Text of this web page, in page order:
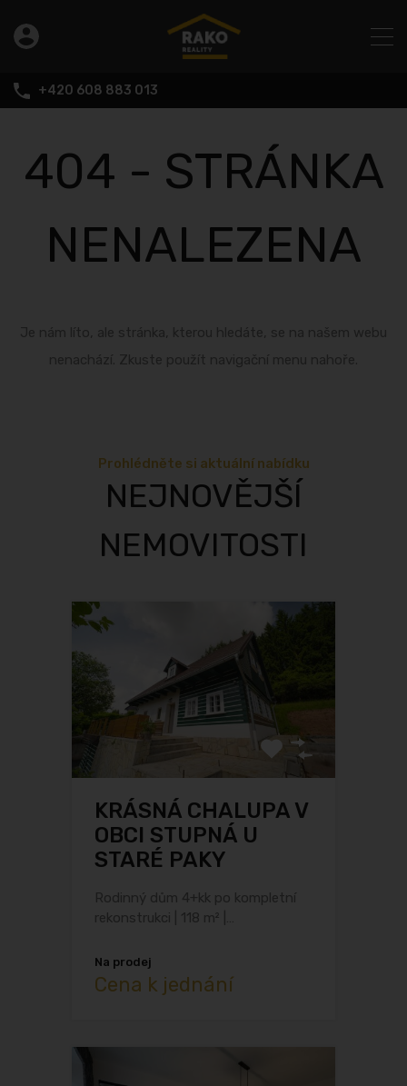
+420 608 883 013
404 - STRÁNKA
NENALEZENA
Prohlédněte si aktuální nabídku
NEJNOVĚJŠÍ
NEMOVITOSTI
KRÁSNÁ CHALUPA V
OBCI STUPNÁ U
STARÉ PAKY
Rodinný dům 4+kk po kompletní
rekonstrukci | 118 m² |…
Na prodej
Cena k jednání